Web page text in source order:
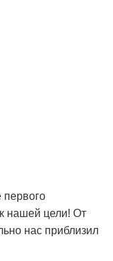
нашей цели! От
нас приблизил